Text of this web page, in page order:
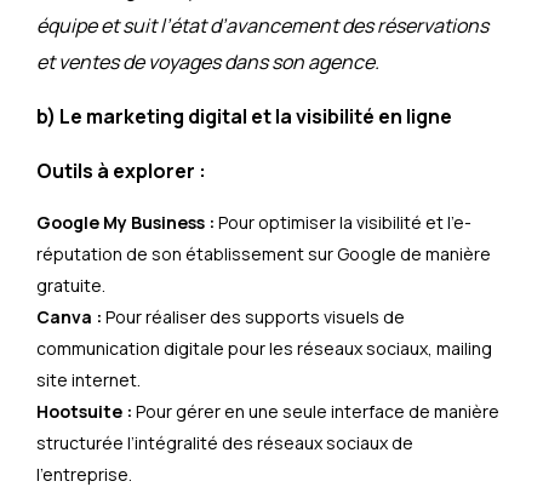
équipe et suit l’état d’avancement des réservations
et ventes de voyages dans son agence.
b) Le marketing digital et la visibilité en ligne
Outils à explorer :
Google My Business : Pour optimiser la visibilité et l’e-
réputation de son établissement sur Google de manière
gratuite.
Canva : Pour réaliser des supports visuels de
communication digitale pour les réseaux sociaux, mailing
site internet.
Hootsuite : Pour gérer en une seule interface de manière
structurée l’intégralité des réseaux sociaux de
l’entreprise.